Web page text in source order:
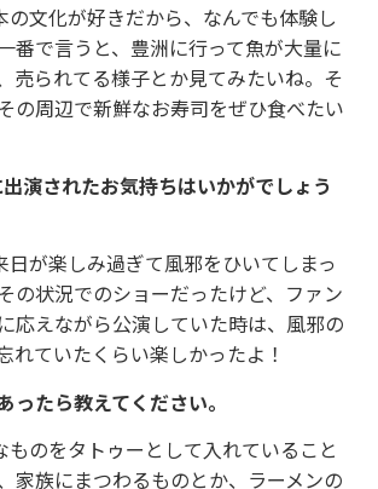
の文化が好きだから、なんでも体験し
番で言うと、豊洲に行って魚が大量に
売られてる様子とか見てみたいね。そ
の周辺で新鮮なお寿司をぜひ食べたい
出演されたお気持ちはいかがでしょう
日が楽しみ過ぎて風邪をひいてしまっ
の状況でのショーだったけど、ファン
応えながら公演していた時は、風邪の
れていたくらい楽しかったよ！
たら教えてください。
ものをタトゥーとして入れていること
家族にまつわるものとか、ラーメンの